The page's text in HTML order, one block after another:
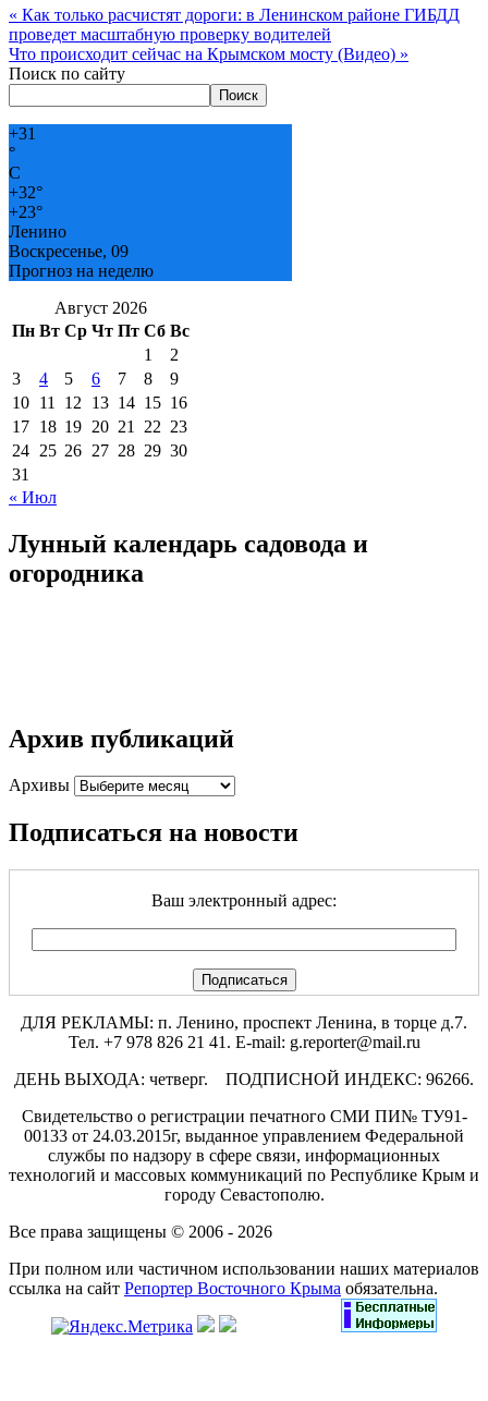
« Как только расчистят дороги: в Ленинском районе ГИБДД
проведет масштабную проверку водителей
Что происходит сейчас на Крымском мосту (Видео) »
Поиск по сайту
Поиск
+31
°
C
+32°
+23°
Ленино
Воскресенье, 09
Прогноз на неделю
Август 2026
Пн Вт Ср Чт Пт Сб Вс
1
2
3
4 5 6 7 8
9
10 11 12 13 14 15 16
17 18 19 20 21 22 23
24 25 26 27 28 29 30
31
« Июл
Лунный календарь садовода и
огородника
Архив публикаций
Архивы
Подписаться на новости
Ваш электронный адрес:
ДЛЯ РЕКЛАМЫ: п. Ленино, проспект Ленина, в торце д.7.
Тел. +7 978 826 21 41. E-mail: g.reporter@mail.ru
ДЕНЬ ВЫХОДА: четверг. ПОДПИСНОЙ ИНДЕКС: 96266.
Свидетельство о регистрации печатного СМИ ПИ№ ТУ91-
00133 от 24.03.2015г, выданное управлением Федеральной
службы по надзору в сфере связи, информационных
технологий и массовых коммуникаций по Республике Крым и
городу Севастополю.
Все права защищены © 2006 - 2026
При полном или частичном использовании наших материалов
ссылка на сайт Репортер Восточного Крыма обязательна.